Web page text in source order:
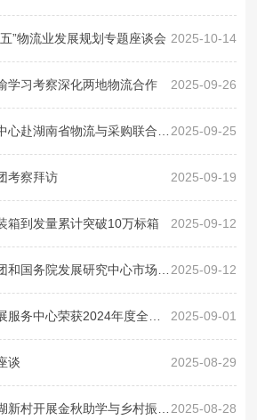
2025-10-14
”物流业发展规划专题座谈会
2025-09-26
学习考察深化两地物流合作
2025-09-25
湖南省物流与采购联合会学习考察
2025-09-19
考察拜访
2025-09-12
箱到发量累计突破10万标箱
2025-09-12
发展研究中心市场经济研究所对接合作
2025-09-01
获2024年度全国物流统计工作先进单位
2025-08-29
谈
2025-08-28
开展金秋助学与乡村振兴座谈